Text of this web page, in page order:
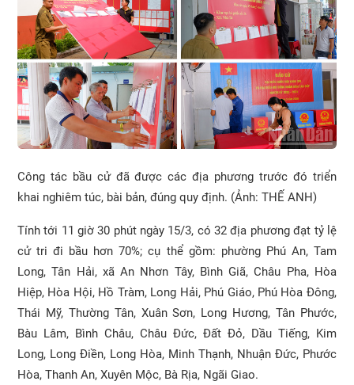
Công tác bầu cử đã được các địa phương trước đó triển
khai nghiêm túc, bài bản, đúng quy định. (Ảnh: THẾ ANH)
Tính tới 11 giờ 30 phút ngày 15/3, có 32 địa phương đạt tỷ lệ
cử tri đi bầu hơn 70%; cụ thể gồm: phường Phú An, Tam
Long, Tân Hải, xã An Nhơn Tây, Bình Giã, Châu Pha, Hòa
Hiệp, Hòa Hội, Hồ Tràm, Long Hải, Phú Giáo, Phú Hòa Đông,
Thái Mỹ, Thường Tân, Xuân Sơn, Long Hương, Tân Phước,
Bàu Lâm, Bình Châu, Châu Đức, Đất Đỏ, Dầu Tiếng, Kim
Long, Long Điền, Long Hòa, Minh Thạnh, Nhuận Đức, Phước
Hòa, Thanh An, Xuyên Mộc, Bà Rịa, Ngãi Giao.